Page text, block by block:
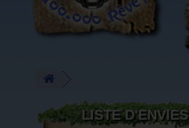
LISTE D'ENVIES